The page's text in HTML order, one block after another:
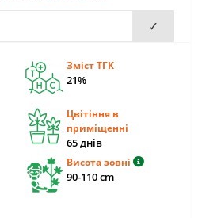
✓
Зміст ТГК
21%
Цвітіння в
приміщенні
65 днів
Висота зовні
90-110 сm